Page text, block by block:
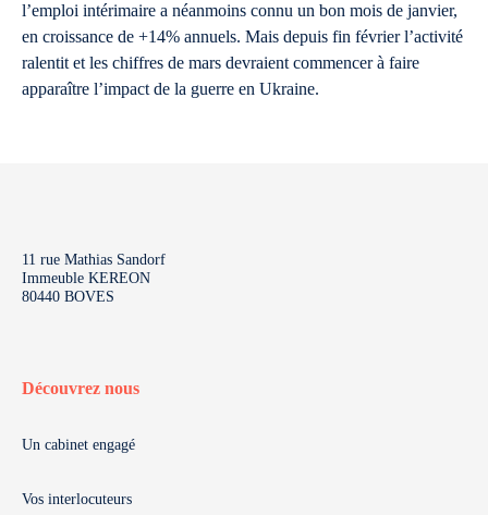
l’emploi intérimaire a néanmoins connu un bon mois de janvier,
en croissance de +14% annuels. Mais depuis fin février l’activité
ralentit et les chiffres de mars devraient commencer à faire
apparaître l’impact de la guerre en Ukraine.
11 rue Mathias Sandorf
Immeuble KEREON
80440 BOVES
Découvrez nous
Un cabinet engagé
Vos interlocuteurs